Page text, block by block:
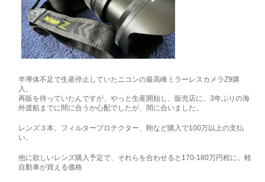
半導体不足で生産停止していたニコンの最高峰ミラーレスカメラZ9購
入。
再販を待っていたんですが、やっと生産開始し、販売店に。3年ぶりの海
外渡航までに間に合うか心配でしたが、間に合いました。
レンズ３本、フィルタープロテクター、鞄など購入で100万以上の支払
い。
他に欲しいレンズ購入予定で、それらを合わせると170-180万円程に。軽
自動車が買える価格